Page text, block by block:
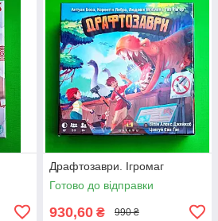
Драфтозаври. Ігромаг
Готово до відправки
930,60 ₴ 990 ₴